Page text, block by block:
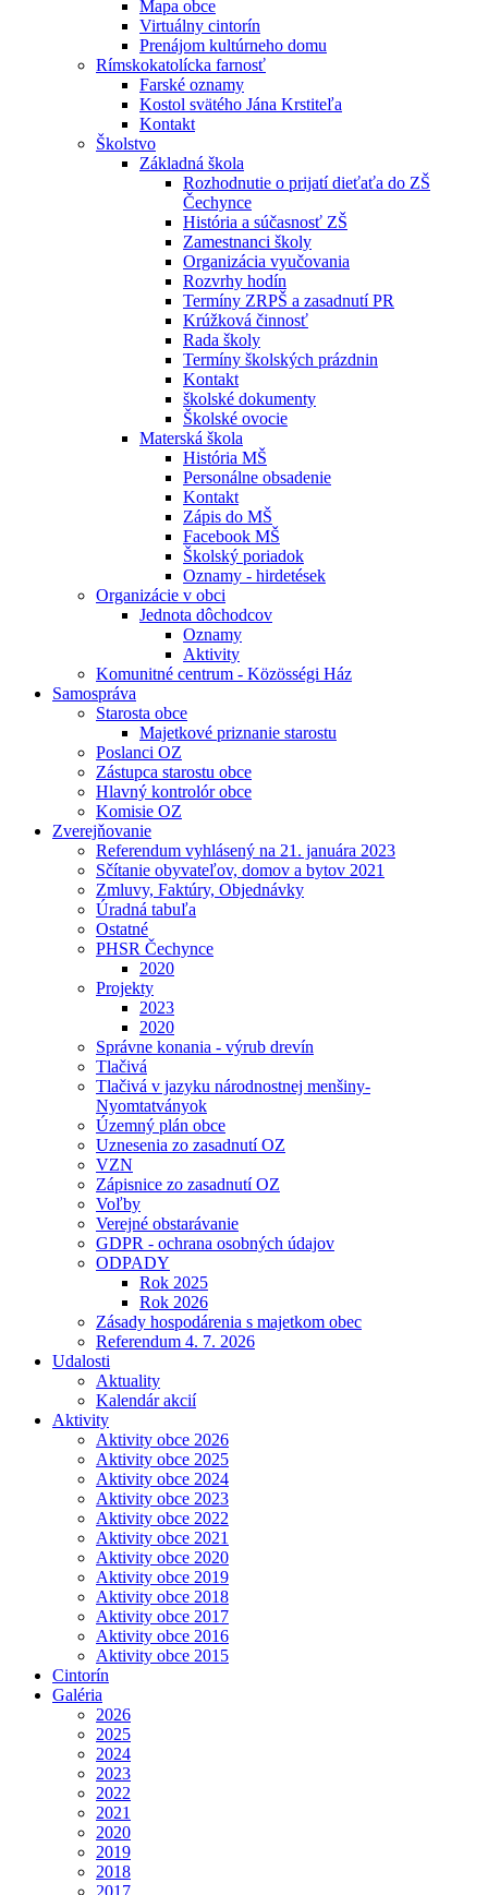
Mapa obce
Virtuálny cintorín
Prenájom kultúrneho domu
Rímskokatolícka farnosť
Farské oznamy
Kostol svätého Jána Krstiteľa
Kontakt
Školstvo
Základná škola
Rozhodnutie o prijatí dieťaťa do ZŠ
Čechynce
História a súčasnosť ZŠ
Zamestnanci školy
Organizácia vyučovania
Rozvrhy hodín
Termíny ZRPŠ a zasadnutí PR
Krúžková činnosť
Rada školy
Termíny školských prázdnin
Kontakt
školské dokumenty
Školské ovocie
Materská škola
História MŠ
Personálne obsadenie
Kontakt
Zápis do MŠ
Facebook MŠ
Školský poriadok
Oznamy - hirdetések
Organizácie v obci
Jednota dôchodcov
Oznamy
Aktivity
Komunitné centrum - Közösségi Ház
Samospráva
Starosta obce
Majetkové priznanie starostu
Poslanci OZ
Zástupca starostu obce
Hlavný kontrolór obce
Komisie OZ
Zverejňovanie
Referendum vyhlásený na 21. januára 2023
Sčítanie obyvateľov, domov a bytov 2021
Zmluvy, Faktúry, Objednávky
Úradná tabuľa
Ostatné
PHSR Čechynce
2020
Projekty
2023
2020
Správne konania - výrub drevín
Tlačivá
Tlačivá v jazyku národnostnej menšiny-
Nyomtatványok
Územný plán obce
Uznesenia zo zasadnutí OZ
VZN
Zápisnice zo zasadnutí OZ
Voľby
Verejné obstarávanie
GDPR - ochrana osobných údajov
ODPADY
Rok 2025
Rok 2026
Zásady hospodárenia s majetkom obec
Referendum 4. 7. 2026
Udalosti
Aktuality
Kalendár akcií
Aktivity
Aktivity obce 2026
Aktivity obce 2025
Aktivity obce 2024
Aktivity obce 2023
Aktivity obce 2022
Aktivity obce 2021
Aktivity obce 2020
Aktivity obce 2019
Aktivity obce 2018
Aktivity obce 2017
Aktivity obce 2016
Aktivity obce 2015
Cintorín
Galéria
2026
2025
2024
2023
2022
2021
2020
2019
2018
2017